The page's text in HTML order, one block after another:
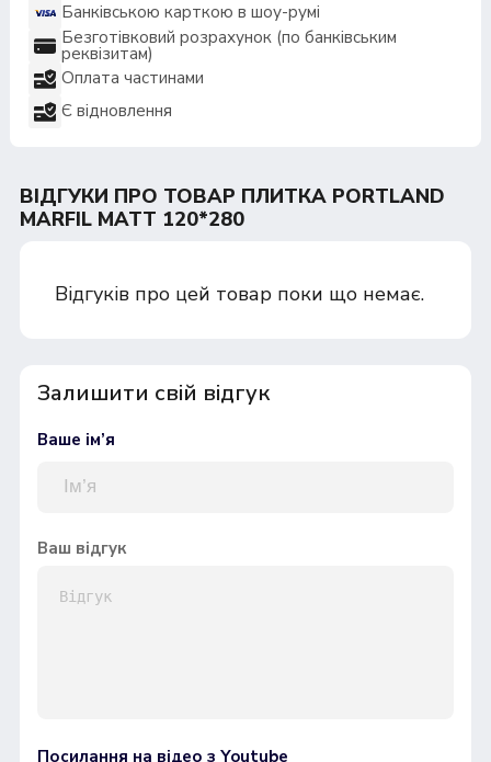
Банківською карткою в шоу-румі
Безготівковий розрахунок (по банківським
реквізитам)
Оплата частинами
Є відновлення
ВІДГУКИ ПРО ТОВАР ПЛИТКА PORTLAND
MARFIL MATT 120*280
Відгуків про цей товар поки що немає.
Залишити свій відгук
Ваше ім’я
Ваш відгук
Посилання на відео з Youtube